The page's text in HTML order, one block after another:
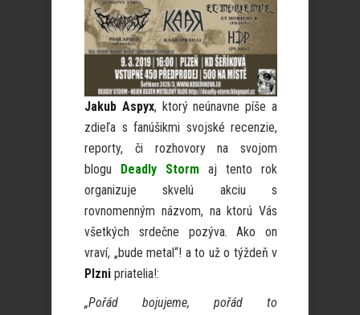
Jakub Aspyx, ktorý neúnavne píše a
zdieľa s fanúšikmi svojské recenzie,
reporty, či rozhovory na svojom
blogu
Deadly Storm aj tento rok
organizuje skvelú akciu s
rovnomenným názvom, na ktorú Vás
všetkých srdečne pozýva. Ako on
vraví, „bude metal“! a to už o týždeň v
Plzni priatelia!:
„Pořád bojujeme, pořád to